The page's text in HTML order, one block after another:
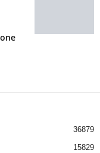
36879
15829